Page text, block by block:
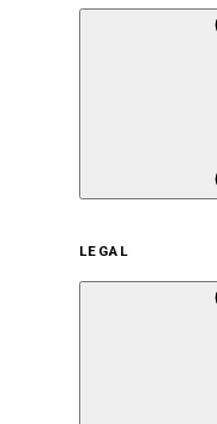
サステナ
サステナビ
LEGAL